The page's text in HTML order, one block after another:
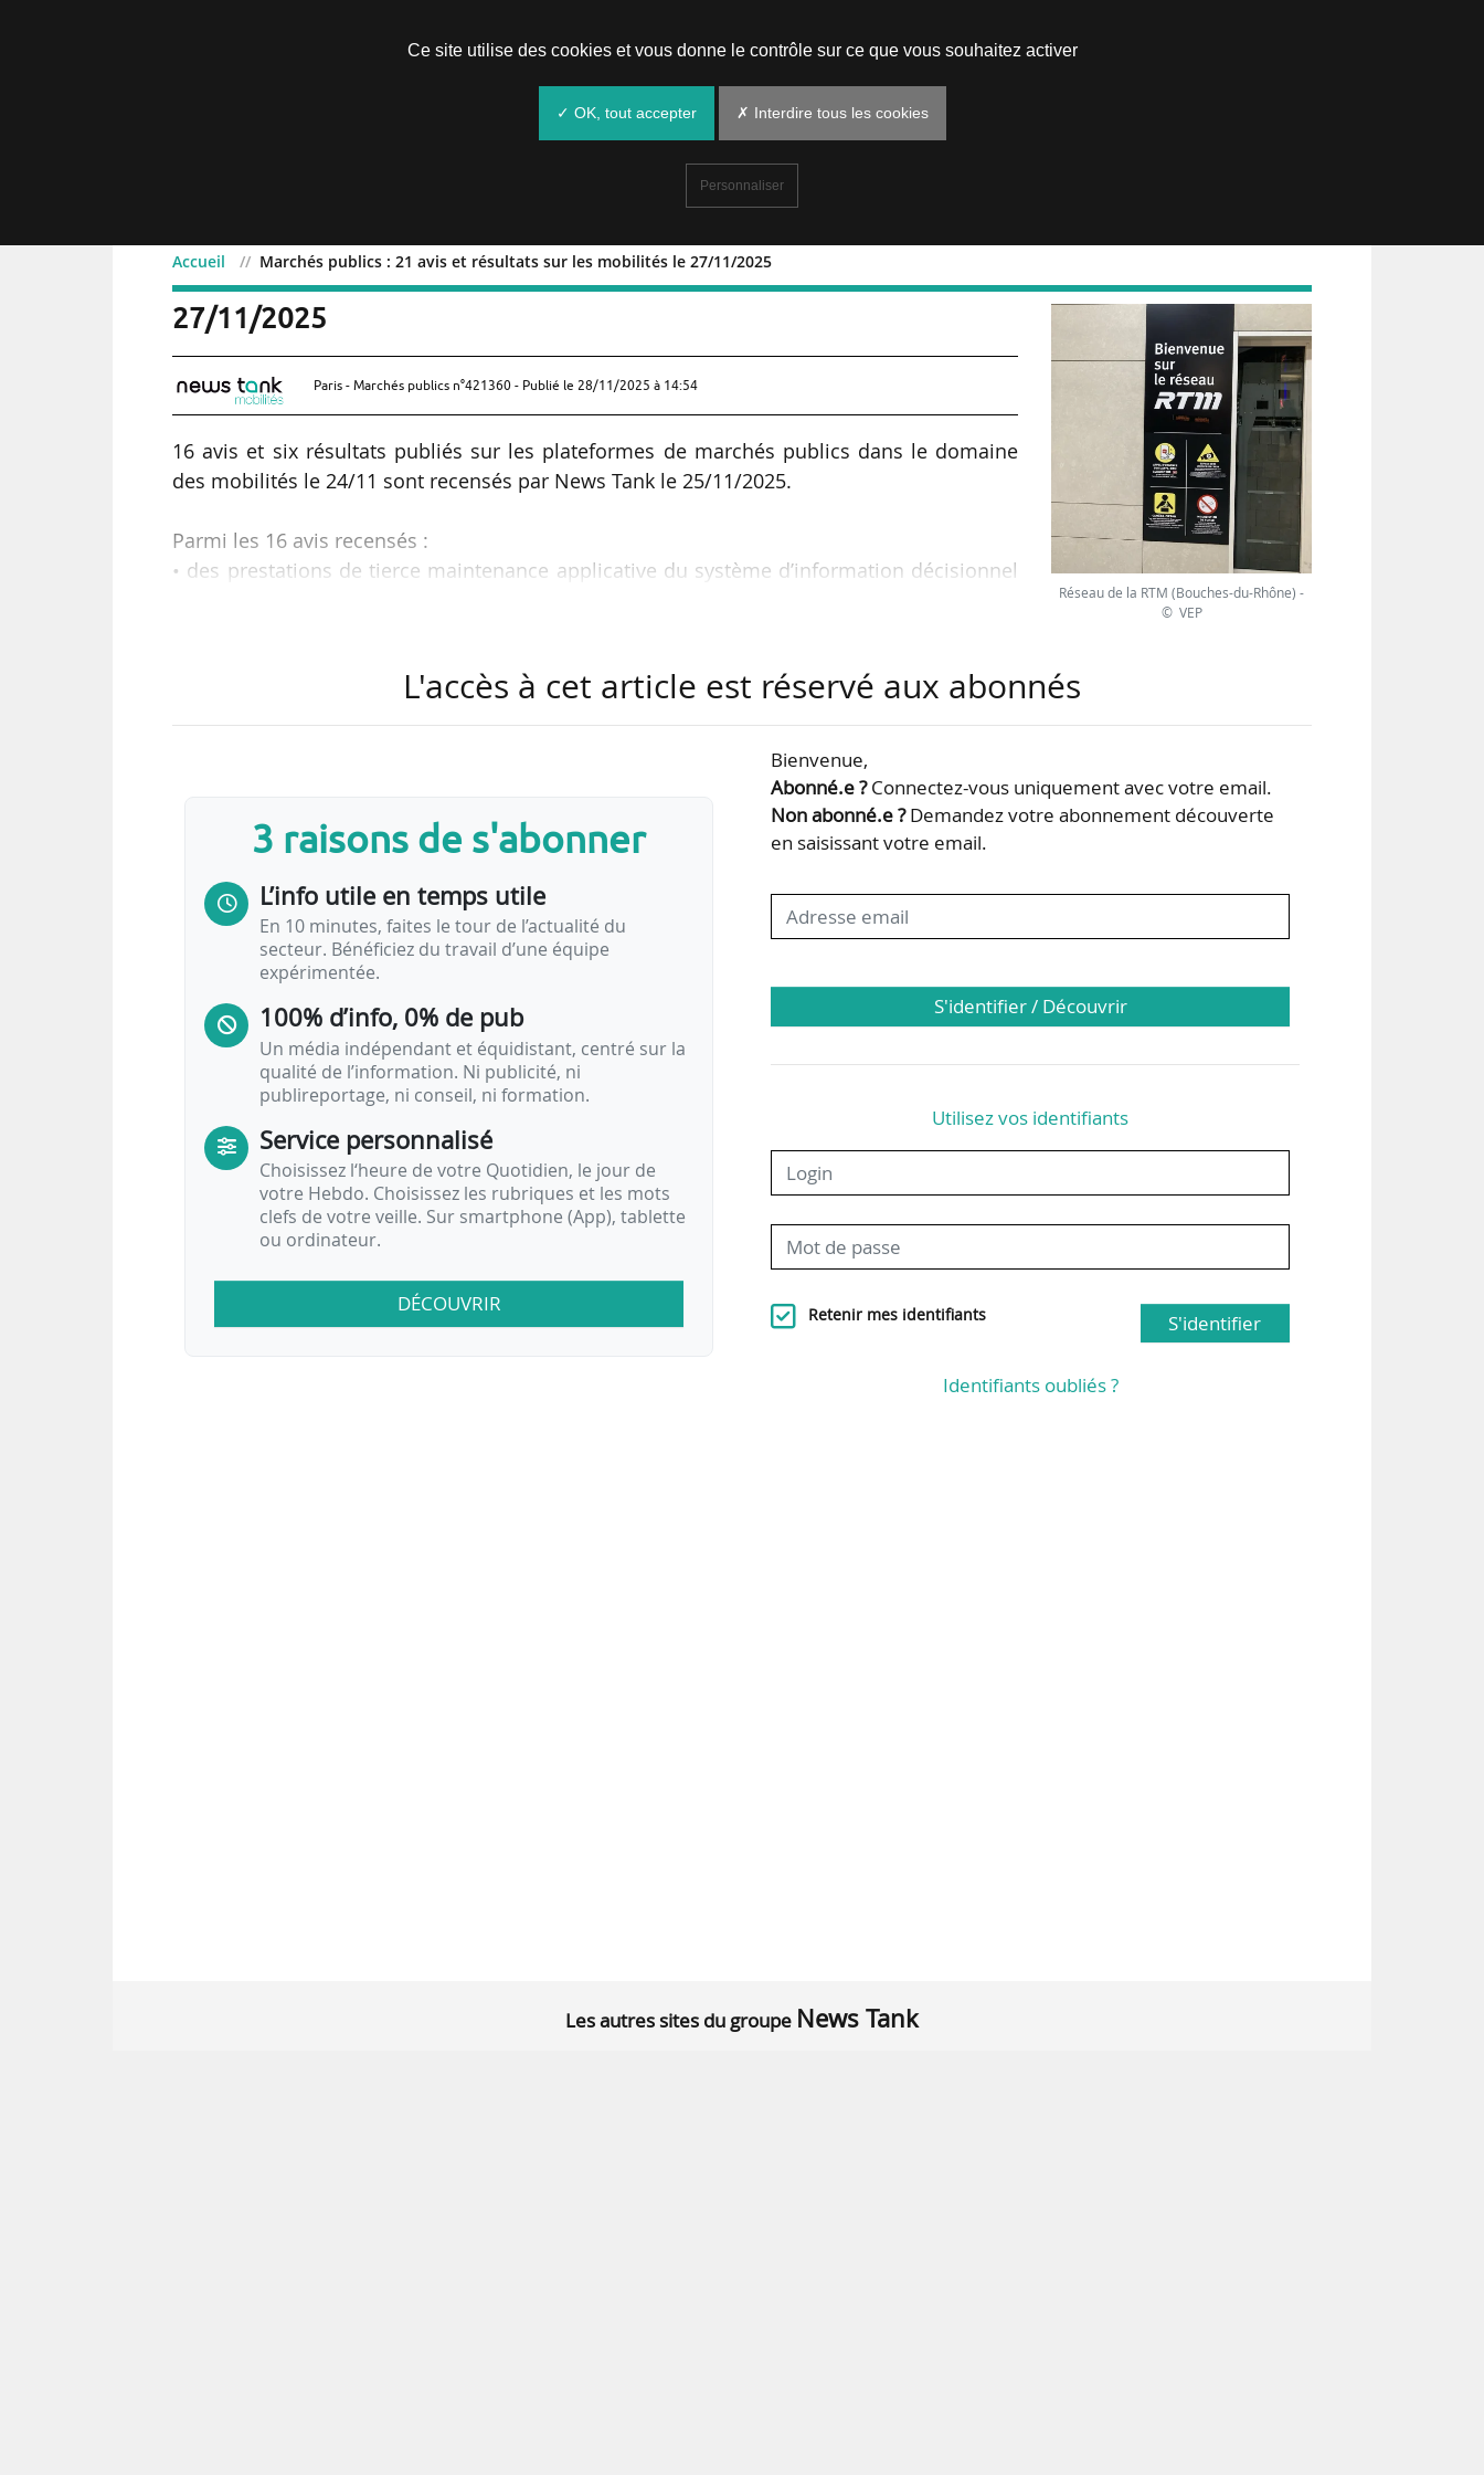
Accueil Marchés publics : 21 avis et résultats sur les mobilités le 27/11/2025
Marchés publics : 21 avis et résultats sur les mobilités le
27/11/2025
Paris - Marchés publics n°421360 - Publié le 28/11/2025 à 14:54
16 avis et six résultats publiés sur les plateformes de marchés publics dans le domaine
des mobilités le 24/11 sont recensés par News Tank le 25/11/2025.
Parmi les 16 avis recensés :
• des prestations de tierce maintenance applicative du système d’information décisionnel
• une AMO pour le plan de mobilité simplifié et le renouvellement de la DSP transports
urbains de la communauté urbaine Creusot-Montceau (Saône-et-Loire).
Avis de marchés publics (du jour) - Classés par défaut par date limite de réponse
Réseau de la RTM (Bouches-du-Rhône) -
© VEP
L'accès à cet article est réservé aux abonnés
3 raisons de s'abonner
L’info utile en temps utile
En 10 minutes, faites le tour de l’actualité du
secteur. Bénéficiez du travail d’une équipe
expérimentée.
100% d’info, 0% de pub
Un média indépendant et équidistant, centré sur la
qualité de l’information. Ni publicité, ni
publireportage, ni conseil, ni formation.
Service personnalisé
Choisissez l‘heure de votre Quotidien, le jour de
votre Hebdo. Choisissez les rubriques et les mots
clefs de votre veille. Sur smartphone (App), tablette
ou ordinateur.
DÉCOUVRIR
Bienvenue,
Abonné.e ?Connectez-vous uniquement avec votre email.
Non abonné.e ?Demandez votre abonnement découverte
en saisissant votre email.
S'identifier / Découvrir
Utilisez vos identifiants
Retenir mes identifiants S'identifier
Identifiants oubliés ?
Les autres sites du groupe News Tank
Ce site utilise des cookies et vous donne le contrôle sur ce que vous souhaitez activer
✓ OK, tout accepter ✗ Interdire tous les cookies
Personnaliser